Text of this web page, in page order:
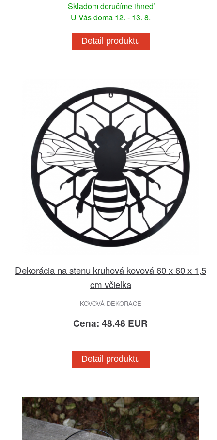
Skladom doručíme ihneď
U Vás doma 12. - 13. 8.
Detail produktu
Dekorácia na stenu kruhová kovová 60 x 60 x 1,5
cm včielka
KOVOVÁ DEKORACE
Cena: 48.48 EUR
Detail produktu